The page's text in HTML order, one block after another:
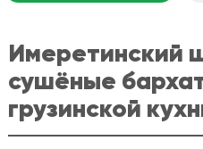
Имеретинский
сушёные
грузинской